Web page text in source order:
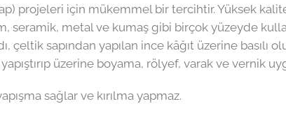
projeleri için mükemmel bir tercihtir. Yüksek
seramik, metal ve kumaş gibi birçok yüzeyde
çeltik sapından yapılan ince kâğıt üzerine basılı
üzerine boyama, rölyef, varak ve vernik
sağlar ve kırılma yapmaz.